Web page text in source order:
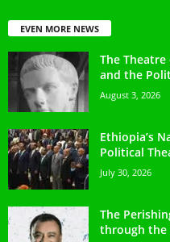
EVEN MORE NEWS
The Theatre
and the
August 3, 2026
Ethiopia’s
Political
July 30, 2026
The
through the